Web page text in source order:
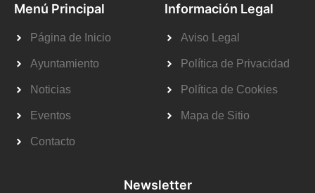
Menú Principal
Página de Inicio
Ayuntamiento
Noticias
Eventos
Contacto
Información Legal
Aviso Legal
Política de Privacidad
Política de Cookies
Mapa de Sitio
Newsletter